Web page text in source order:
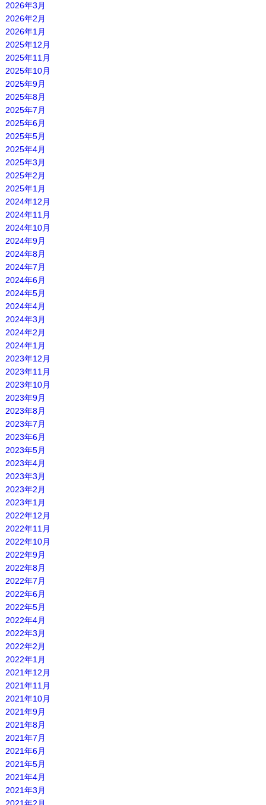
2026年3月
2026年2月
2026年1月
2025年12月
2025年11月
2025年10月
2025年9月
2025年8月
2025年7月
2025年6月
2025年5月
2025年4月
2025年3月
2025年2月
2025年1月
2024年12月
2024年11月
2024年10月
2024年9月
2024年8月
2024年7月
2024年6月
2024年5月
2024年4月
2024年3月
2024年2月
2024年1月
2023年12月
2023年11月
2023年10月
2023年9月
2023年8月
2023年7月
2023年6月
2023年5月
2023年4月
2023年3月
2023年2月
2023年1月
2022年12月
2022年11月
2022年10月
2022年9月
2022年8月
2022年7月
2022年6月
2022年5月
2022年4月
2022年3月
2022年2月
2022年1月
2021年12月
2021年11月
2021年10月
2021年9月
2021年8月
2021年7月
2021年6月
2021年5月
2021年4月
2021年3月